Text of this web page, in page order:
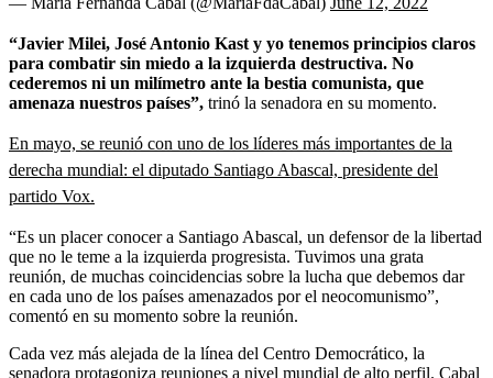
“Javier Milei, José Antonio Kast y yo tenemos principios claros
para combatir sin miedo a la izquierda destructiva. No
cederemos ni un milímetro ante la bestia comunista, que
amenaza nuestros países”, trinó la senadora en su momento.
En mayo, se reunió con uno de los líderes más importantes de la
derecha mundial: el diputado Santiago Abascal, presidente del
partido Vox.
“Es un placer conocer a Santiago Abascal, un defensor de la libertad
que no le teme a la izquierda progresista. Tuvimos una grata
reunión, de muchas coincidencias sobre la lucha que debemos dar
en cada uno de los países amenazados por el neocomunismo”,
comentó en su momento sobre la reunión.
Cada vez más alejada de la línea del Centro Democrático, la
senadora protagoniza reuniones a nivel mundial de alto perfil. Cabal